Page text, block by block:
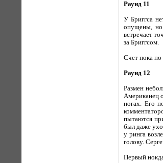
Раунд 11
У Бриггса
опущены, но
встречает
за Бриггсом.
Счет пока
Раунд 12
Размен
Американец
ногах. Его
пытаются
был даже
у ринга
голову.
Первый